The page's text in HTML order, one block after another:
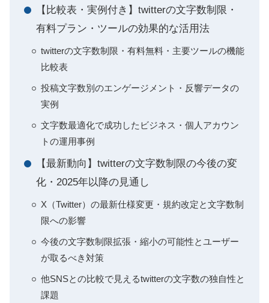
【比較表・実例付き】twitterの文字数制限・
有料プラン・ツールの効果的な活用法
twitterの文字数制限・有料無料・主要ツールの機能
比較表
投稿文字数別のエンゲージメント・反響データの
実例
文字数最適化で成功したビジネス・個人アカウン
トの運用事例
【最新動向】twitterの文字数制限の今後の変
化・2025年以降の見通し
X（Twitter）の最新仕様変更・規約改定と文字数制
限への影響
今後の文字数制限拡張・縮小の可能性とユーザー
が取るべき対策
他SNSとの比較で見えるtwitterの文字数の独自性と
課題